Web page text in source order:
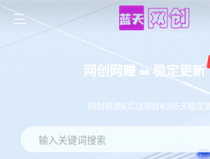
网创网赚 ∞ 稳定更新
网创资源&实战项目&365天稳定
输入关键词搜索